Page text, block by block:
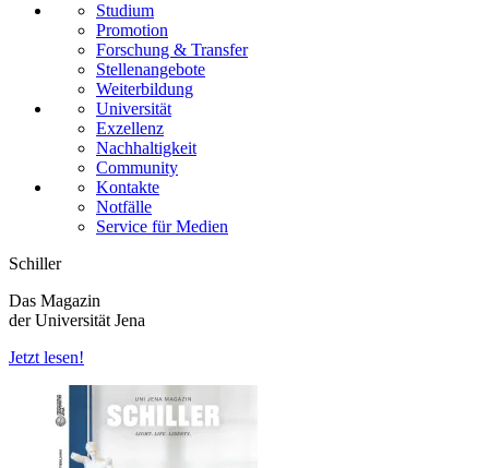
Studium
Promotion
Forschung & Transfer
Stellenangebote
Weiterbildung
Universität
Exzellenz
Nachhaltigkeit
Community
Kontakte
Notfälle
Service für Medien
Schiller
Das Magazin
der Universität Jena
Jetzt lesen!